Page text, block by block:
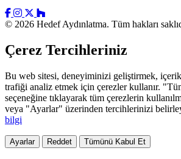
© 2026 Hedef Aydınlatma. Tüm hakları
Çerez Tercihleriniz
Bu web sitesi, deneyiminizi geliştirmek,
trafiği analiz etmek için çerezler kullanır.
seçeneğine tıklayarak tüm çerezlerin
veya "Ayarlar" üzerinden tercihlerinizi
bilgi
Ayarlar Reddet Tümünü Kabul Et